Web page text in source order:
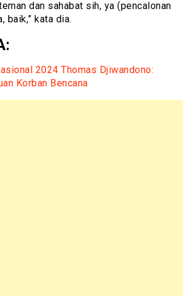
dan sahabat sih, ya (pencalonan
baik,” kata dia.
2024 Thomas Djiwandono:
Korban Bencana